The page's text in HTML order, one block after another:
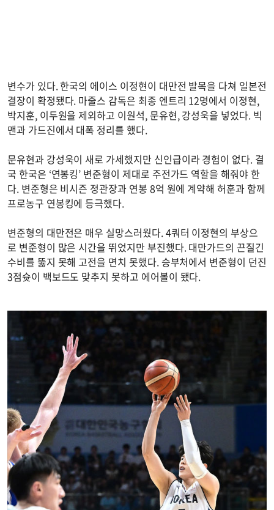
변수가 있다. 한국의 에이스 이정현이 대만전 발목을 다쳐 일본전
결장이 확정됐다. 마줄스 감독은 최종 엔트리 12명에서 이정현,
박지훈, 이두원을 제외하고 이원석, 문유현, 강성욱을 넣었다. 빅
맨과 가드진에서 대폭 정리를 했다.
문유현과 강성욱이 새로 가세했지만 신인급이라 경험이 없다. 결
국 한국은 ‘연봉킹’ 변준형이 제대로 주전가드 역할을 해줘야 한
다. 변준형은 비시즌 정관장과 연봉 8억 원에 계약해 허훈과 함께
프로농구 연봉킹에 등극했다.
변준형의 대만전은 매우 실망스러웠다. 4쿼터 이정현의 부상으
로 변준형이 많은 시간을 뛰었지만 부진했다. 대만가드의 끈질긴
수비를 뚫지 못해 고전을 면치 못했다. 승부처에서 변준형이 던진
3점슛이 백보드도 맞추지 못하고 에어볼이 됐다.